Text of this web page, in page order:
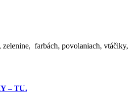
zelenine, farbách, povolaniach, vtáčiky,
– TU.